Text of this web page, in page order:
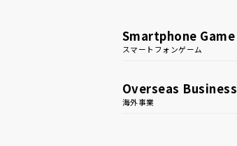
Smartphone Game
スマートフォンゲーム
Overseas Business
海外事業